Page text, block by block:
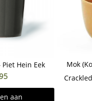
Piet Hein Eek
aan
Mok